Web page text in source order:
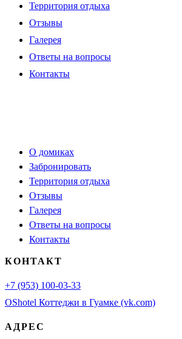
Территория отдыха
Отзывы
Галерея
Ответы на вопросы
Контакты
О домиках
Забронировать
Территория отдыха
Отзывы
Галерея
Ответы на вопросы
Контакты
КОНТАКТ
+7 (953) 100-03-33
OShotel Коттеджи в Гуамке (vk.com)
АДРЕС